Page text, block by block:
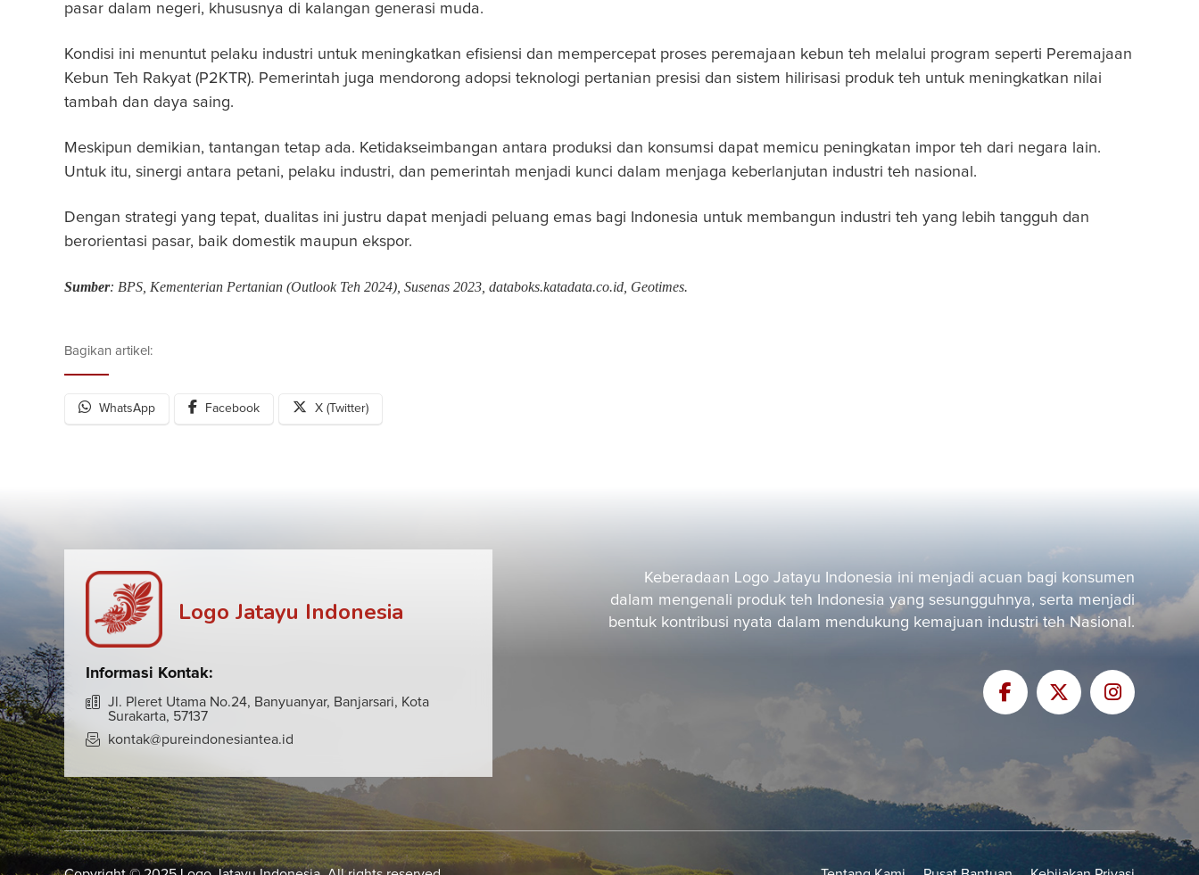
pasar dalam negeri, khususnya di kalangan generasi muda.
Kondisi ini menuntut pelaku industri untuk meningkatkan efisiensi dan mempercepat proses peremajaan kebun teh melalui program seperti Peremajaan
Kebun Teh Rakyat (P2KTR). Pemerintah juga mendorong adopsi teknologi pertanian presisi dan sistem hilirisasi produk teh untuk meningkatkan nilai
tambah dan daya saing.
Meskipun demikian, tantangan tetap ada. Ketidakseimbangan antara produksi dan konsumsi dapat memicu peningkatan impor teh dari negara lain.
Untuk itu, sinergi antara petani, pelaku industri, dan pemerintah menjadi kunci dalam menjaga keberlanjutan industri teh nasional.
Dengan strategi yang tepat, dualitas ini justru dapat menjadi peluang emas bagi Indonesia untuk membangun industri teh yang lebih tangguh dan
berorientasi pasar, baik domestik maupun ekspor.
Sumber: BPS, Kementerian Pertanian (Outlook Teh 2024), Susenas 2023, databoks.katadata.co.id, Geotimes.
Bagikan artikel:
WhatsApp Facebook X (Twitter)
Logo Jatayu Indonesia
Informasi Kontak:
Jl. Pleret Utama No.24, Banyuanyar, Banjarsari, Kota
Surakarta, 57137
kontak@pureindonesiantea.id
Keberadaan Logo Jatayu Indonesia ini menjadi acuan bagi konsumen
dalam mengenali produk teh Indonesia yang sesungguhnya, serta menjadi
bentuk kontribusi nyata dalam mendukung kemajuan industri teh Nasional.